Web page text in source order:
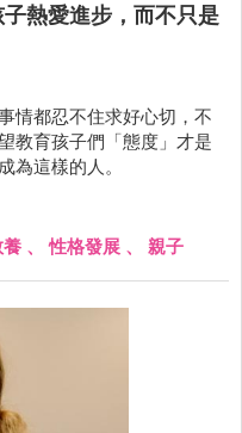
熱愛進步，而不只是
情都忍不住求好心切，不
教育孩子們「態度」才是
為這樣的人。
養 、性格發展 、 親子